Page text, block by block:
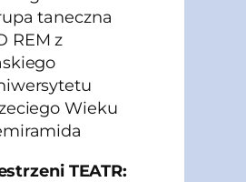
taneczna
REM z
Wieku
TEATR: